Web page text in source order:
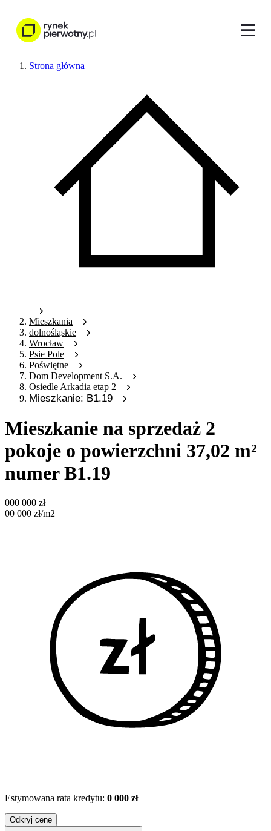
Strona główna
Mieszkania
dolnośląskie
Wrocław
Psie Pole
Poświętne
Dom Development S.A.
Osiedle Arkadia etap 2
Mieszkanie: B1.19
Mieszkanie na sprzedaż 2
pokoje o powierzchni 37,02 m²
numer B1.19
000 000 zł
00 000 zł/m2
Estymowana rata kredytu: 0 000 zł
Odkryj cenę